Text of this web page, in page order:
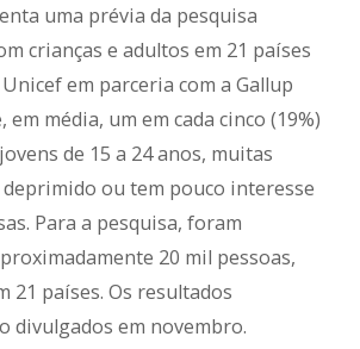
uma prévia da pesquisa
crianças e adultos em 21 países
em parceria com a Gallup
em média, um em cada cinco (19%)
de 15 a 24 anos, muitas
deprimido ou tem pouco interesse
Para a pesquisa, foram
20 mil pessoas,
21 países. Os resultados
divulgados em novembro.